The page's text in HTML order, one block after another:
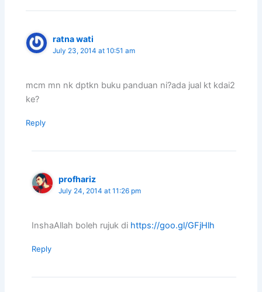
ratna wati
July 23, 2014 at 10:51 am
mcm mn nk dptkn buku panduan ni?ada jual kt kdai2
ke?
Reply
profhariz
July 24, 2014 at 11:26 pm
InshaAllah boleh rujuk di https://goo.gl/GFjHlh
Reply